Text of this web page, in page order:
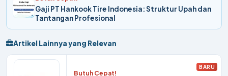
Gaji PT Hankook Tire Indonesia: Struktur Upah dan
Tantangan Profesional
Artikel Lainnya yang Relevan
Butuh Cepat!
BARU